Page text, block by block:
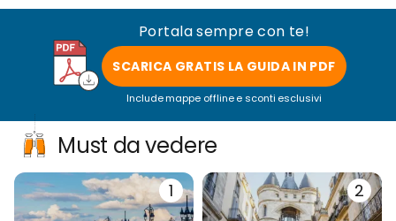
Portala sempre con te!
SCARICA GRATIS LA GUIDA IN PDF
Include mappe offline e sconti esclusivi
Must da vedere